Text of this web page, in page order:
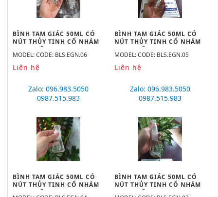
BÌNH TAM GIÁC 50ML CÓ
NÚT THỦY TINH CỔ NHÁM
29/32, HÃNG BIOHALL-
GERMANY
MODEL: CODE: BLS.EGN.06
Liên hệ
BÌNH TAM GIÁC 50ML CÓ
NÚT THỦY TINH CỔ NHÁM
24/29, HÃNG BIOHALL-
GERMANY
MODEL: CODE: BLS.EGN.05
Liên hệ
Zalo: 096.983.5050
0987.515.983
BÌNH TAM GIÁC 50ML CÓ
NÚT THỦY TINH CỔ NHÁM
19/26, HÃNG BIOHALL-
Zalo: 096.983.5050
0987.515.983
BÌNH TAM GIÁC 50ML CÓ
NÚT THỦY TINH CỔ NHÁM
14/23, HÃNG BIOHALL-